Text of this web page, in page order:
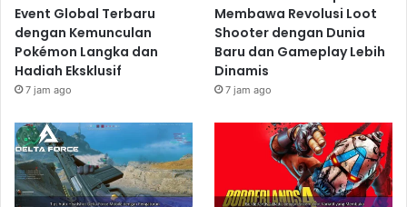
Event Global Terbaru
dengan Kemunculan
Pokémon Langka dan
Hadiah Eksklusif
7 jam ago
Membawa Revolusi Loot
Shooter dengan Dunia
Baru dan Gameplay Lebih
Dinamis
7 jam ago